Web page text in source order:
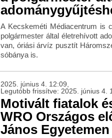
A Kecskeméti Médiacentrum is
polgármester által életrehívott
van, óriási árvíz pusztít
sóbánya is.
2025. június 4. 12:09,
Legutóbb frissítve: 2025. június 4.
Motivált fiatalok
WRO Országos
János Egyetemen